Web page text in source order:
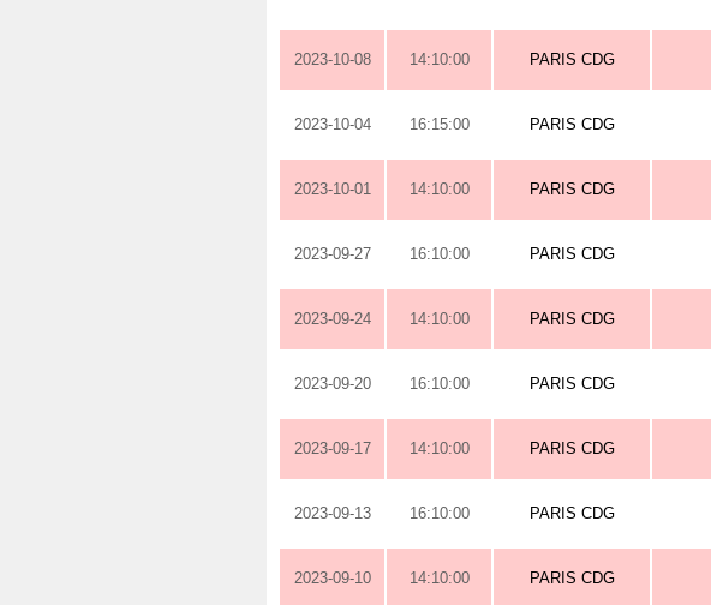
2023-10-08 14:10:00 PARIS CDG
2023-10-04 16:15:00 PARIS CDG
2023-10-01 14:10:00 PARIS CDG
2023-09-27 16:10:00 PARIS CDG
2023-09-24 14:10:00 PARIS CDG
2023-09-20 16:10:00 PARIS CDG
2023-09-17 14:10:00 PARIS CDG
2023-09-13 16:10:00 PARIS CDG
2023-09-10 14:10:00 PARIS CDG